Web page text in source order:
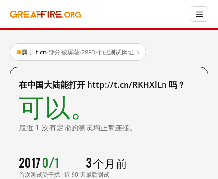
属于 t.cn·部分被屏蔽·2880 个已测试网址→
在中国大陆能打开 http://t.cn/RKHXlLn 吗？
可以。
最近 1 次有定论的测试均正常连接。
2017
首次测试
0/1
受干扰 · 近 90 天
3 个月前
最后测试